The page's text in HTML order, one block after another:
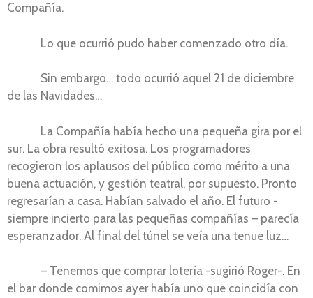
Compañía.
Lo que ocurrió pudo haber comenzado otro día.
Sin embargo… todo ocurrió aquel 21 de diciembre
de las Navidades…
La Compañía había hecho una pequeña gira por el
sur. La obra resultó exitosa. Los programadores
recogieron los aplausos del público como mérito a una
buena actuación, y gestión teatral, por supuesto. Pronto
regresarían a casa. Habían salvado el año. El futuro -
siempre incierto para las pequeñas compañías – parecía
esperanzador. Al final del túnel se veía una tenue luz…
– Tenemos que comprar lotería -sugirió Roger-. En
el bar donde comimos ayer había uno que coincidía con